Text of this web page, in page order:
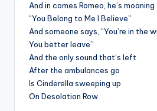
And in comes Romeo, he’s moaning
“You Belong to Me I Believe”
And someone says, “You’re in the
You better leave”
And the only sound that’s left
After the ambulances go
Is Cinderella sweeping up
On Desolation Row